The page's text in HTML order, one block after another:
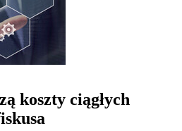
koszty ciągłych